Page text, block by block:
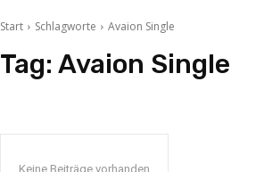
Start Schlagworte Avaion Single
Tag: Avaion Single
Keine Beiträge vorhanden